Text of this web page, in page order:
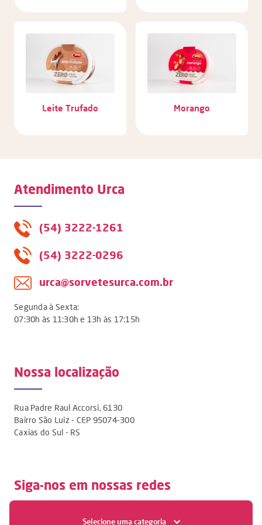
Leite Trufado Morango
Selecione uma categoria
Atendimento Urca
(54) 3222-1261
(54) 3222-0296
urca@sorvetesurca.com.br
Segunda à Sexta:
07:30h às 11:30h e 13h às 17:15h
Nossa localização
Rua Padre Raul Accorsi, 6130
Bairro São Luiz - CEP 95074-300
Caxias do Sul - RS
Siga-nos em nossas redes